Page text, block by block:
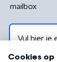
mailbox